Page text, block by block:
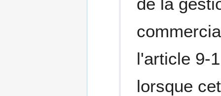
l'article 9-
lorsque